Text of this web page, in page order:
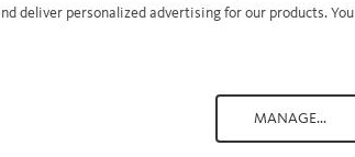
deliver personalized advertising for our products. You
MANAGE...